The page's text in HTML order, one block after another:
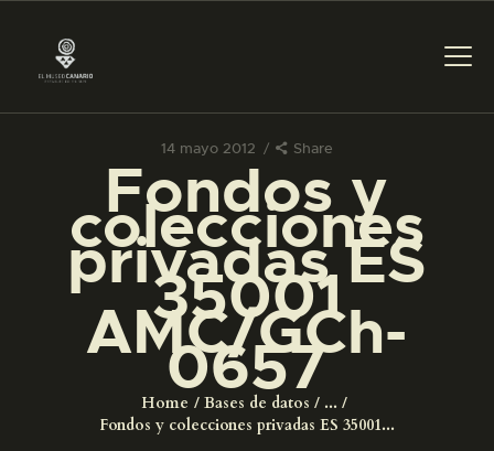
14 mayo 2012 Share
Fondos y
colecciones
privadas ES
35001
AMC/GCh-
0657
Home Bases de datos
...
Fondos y colecciones privadas ES 35001...
PREPARAR LA VISITA
ACTIVIDADES
█
EL MUSEO